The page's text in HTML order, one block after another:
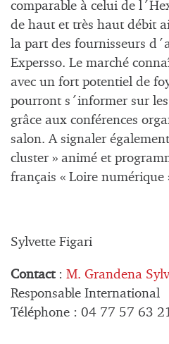
comparable à celui de
de haut et très haut débit
la part des fournisseurs
Expersso. Le marché
avec un fort potentiel de
pourront s´informer sur
grâce aux conférences
salon. A signaler
cluster » animé et
français « Loire numérique
Sylvette Figari
Contact: M. Grandena
Responsable International
Téléphone : 04 77 57 63